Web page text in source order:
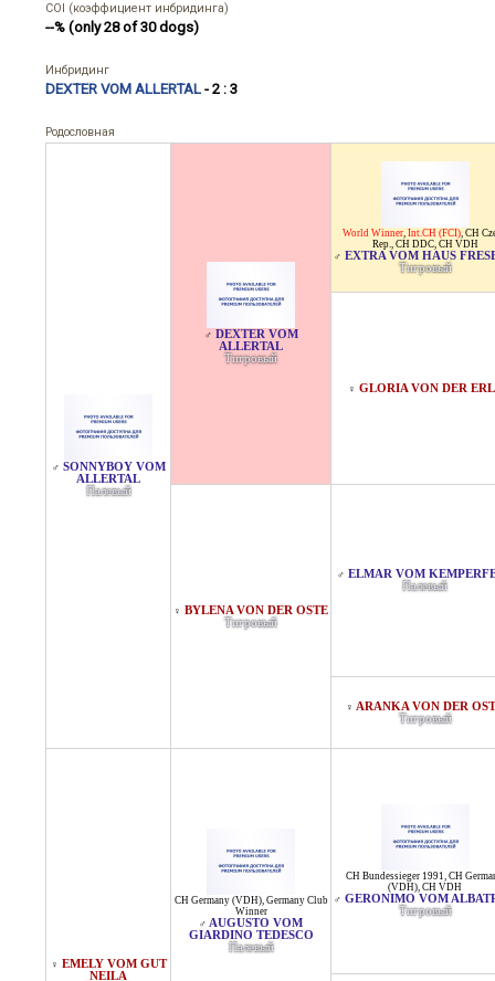
COI (коэффициент инбридинга)
--% (only 28 of 30 dogs)
Инбридинг
DEXTER VOM ALLERTAL - 2 : 3
Родословная
♂ SONNYBOY VOM
ALLERTAL
Палевый
♂ DEXTER VOM
ALLERTAL
Тигровый
World Winner, Int.CH (FCI), CH
Rep., CH DDC, CH VDH
♂ EXTRA VOM HAUS
Тигровый
♀ GLORIA VON DER
♀ BYLENA VON DER OSTE
Тигровый
♂ ELMAR VOM
Палевый
♀ ARANKA VON DER
Тигровый
♀ EMELY VOM GUT
NEILA
CH Germany (VDH), Germany Club
Winner
♂ AUGUSTO VOM
GIARDINO TEDESCO
Палевый
CH Bundessieger 1991, CH
(VDH), CH VDH
♂ GERONIMO VOM
Тигровый